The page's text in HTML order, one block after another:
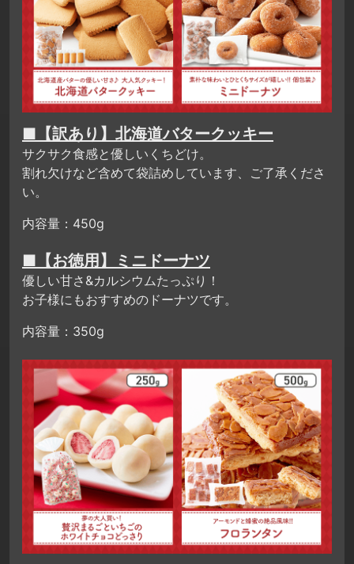
■【訳あり】北海道バタークッキー
サクサク食感と優しいくちどけ。
割れ欠けなど含めて袋詰めしています、ご了承くださ
い。
内容量：450g
■【お徳用】ミニドーナツ
優しい甘さ&カルシウムたっぷり！
お子様にもおすすめのドーナツです。
内容量：350g